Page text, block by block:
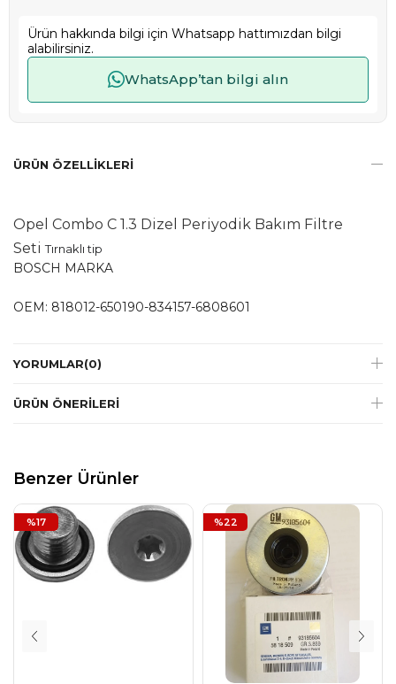
Ürün hakkında bilgi için Whatsapp hattımızdan bilgi
alabilirsiniz.
WhatsApp’tan bilgi alın
ÜRÜN ÖZELLIKLERI
Opel Combo C 1.3 Dizel Periyodik Bakım Filtre
SetiTırnaklı tip
BOSCH MARKA
OEM: 818012-650190-834157-6808601
YORUMLAR(0)
ÜRÜN ÖNERILERI
Benzer Ürünler
%17 %22